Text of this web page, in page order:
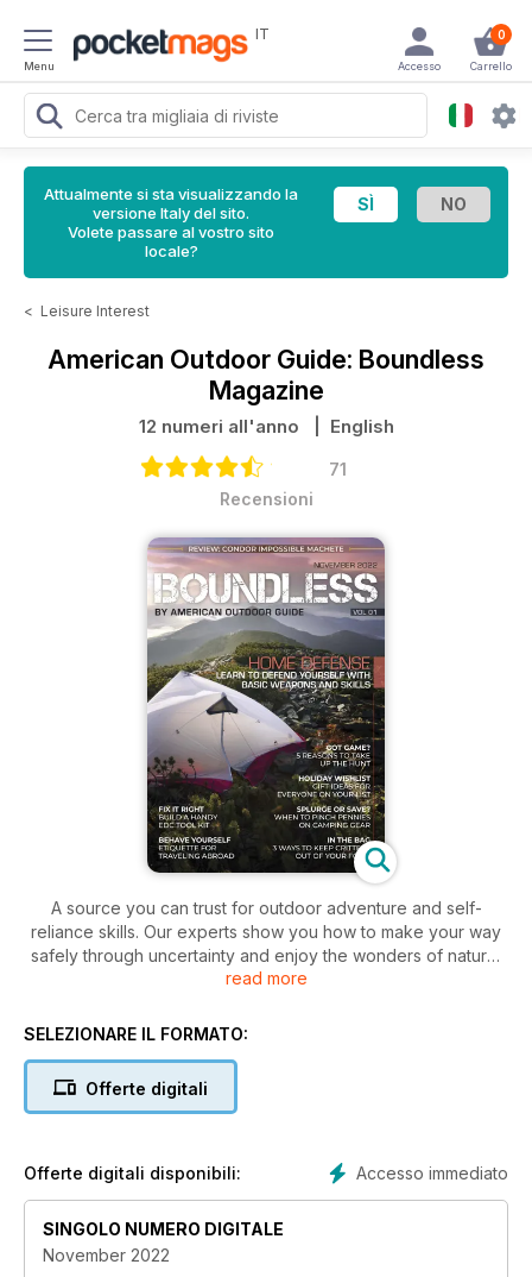
Menu
IT 0
Carrello
Accesso
Attualmente si sta visualizzando la
versione Italy del sito.
Volete passare al vostro sito
locale?
< Leisure Interest
American Outdoor Guide: Boundless
Magazine
12 numeri all'anno | English
71
Recensioni
A source you can trust for outdoor adventure and self-
reliance skills. Our experts show you how to make your way
safely through uncertainty and enjoy the wonders of nature.
Get step-by step tutorials on survival skills, off-grid camping,
seasoned outdoorsmen who understand what you need
read more
SELEZIONARE IL FORMATO:
Offerte digitali
Accesso immediato
Offerte digitali disponibili:
SINGOLO NUMERO DIGITALE
November 2022